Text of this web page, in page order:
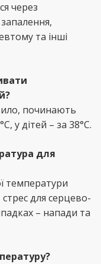
через
запалення,
та інші
починають
у дітей – за 38°C.
для
температури
для серцево-
– напади та